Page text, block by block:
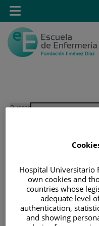
Saltar al contenido
SaltarBuscar
Toggle
navigation
ESTUDIANTES
|ESTUDIANTES
ENFERMERÍA
ACCESO A GUIAS
|GUÍAS DOCENTES
GUÍAS DOCENTES
Hospital Universitario
own cookies and
countries whose
adequate level
authentication,
and showing